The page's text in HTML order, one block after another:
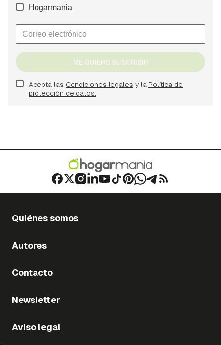
Hogarmania
ME QUIERO SUSCRIBIR
Acepta las Condiciones legales y la Política de
protección de datos.
Quiénes somos
Autores
Contacto
Newsletter
Aviso legal